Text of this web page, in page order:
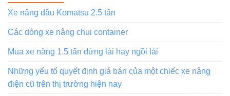
Xe nâng dầu Komatsu 2.5 tấn
Các dòng xe nâng chui container
Mua xe nâng 1.5 tấn đứng lái hay ngồi lái
Những yếu tố quyết định giá bán của một chiếc xe nâng
điện cũ trên thị trường hiện nay